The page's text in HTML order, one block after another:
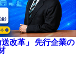
改革」 先行企業の